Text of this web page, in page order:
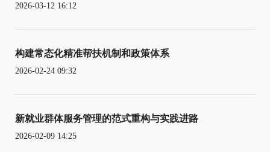
2026-03-12 16:12
构建常态化精准帮扶机制和政策体系
2026-02-24 09:32
新就业群体服务管理的范式重构与实践进路
2026-02-09 14:25